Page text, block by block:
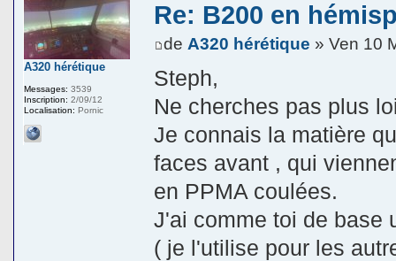
Re: B200 en
de A320 hérétique » Ven 10
Steph,
Ne cherches pas plus
Je connais la matière
faces avant , qui
en PPMA coulées.
J'ai comme toi de base
( je l'utilise pour les
A320 hérétique
Messages: 3539
Inscription: 2/09/12
Localisation: Pornic